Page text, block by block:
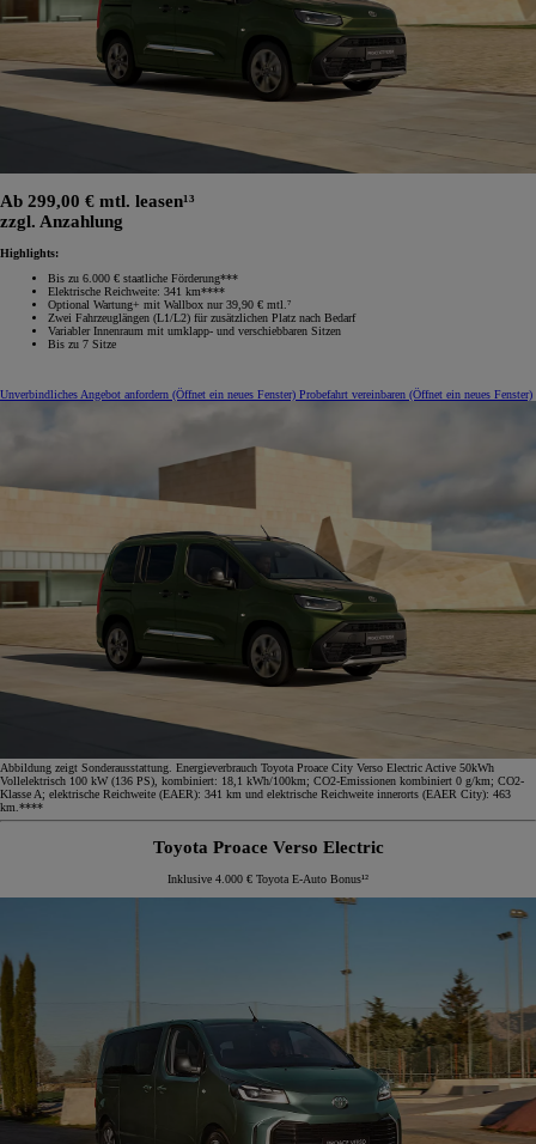
Ab 299,00 € mtl. leasen¹³
zzgl. Anzahlung
Highlights:
Bis zu 6.000 € staatliche Förderung***
Elektrische Reichweite: 341 km****
Optional Wartung+ mit Wallbox nur 39,90 € mtl.⁷
Zwei Fahrzeuglängen (L1/L2) für zusätzlichen Platz nach Bedarf
Variabler Innenraum mit umklapp‑ und verschiebbaren Sitzen
Bis zu 7 Sitze
Unverbindliches Angebot anfordern (Öffnet ein neues Fenster) Probefahrt vereinbaren (Öffnet ein neues Fenster)
Abbildung zeigt Sonderausstattung. Energieverbrauch Toyota Proace City Verso Electric Active 50kWh
Vollelektrisch 100 kW (136 PS), kombiniert: 18,1 kWh/100km; CO2-Emissionen kombiniert 0 g/km; CO2-
Klasse A; elektrische Reichweite (EAER): 341 km und elektrische Reichweite innerorts (EAER City): 463
km.****
Toyota Proace Verso Electric
Inklusive 4.000 € Toyota E-Auto Bonus¹²